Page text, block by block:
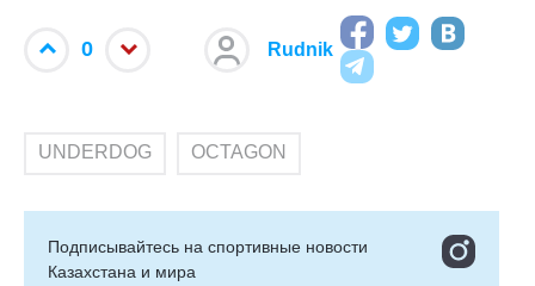
0 Rudnik
UNDERDOG OCTAGON
Подписывайтесь на cпортивные новости
Казахстана и мира